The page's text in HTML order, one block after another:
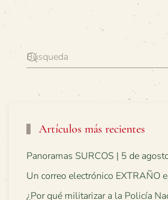
Artículos más recientes
Panoramas SURCOS | 5 de
Un correo electrónico EXTRAÑO
¿Por qué militarizar a la Policía